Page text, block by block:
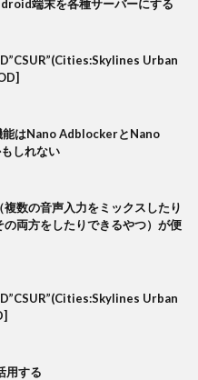
端末を各種サーバーにする
Urban
能はNano AdblockerとNano
しれない
数の音声入力をミックスしたり
両方をしたりできるやつ）が便
Urban
用する